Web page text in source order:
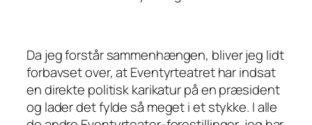
Da jeg forstår sammenhængen, bliver jeg lidt
forbavset over, at Eventyrteatret har indsat
en direkte politisk karikatur på en præsident
og lader det fylde så meget i et stykke. I alle